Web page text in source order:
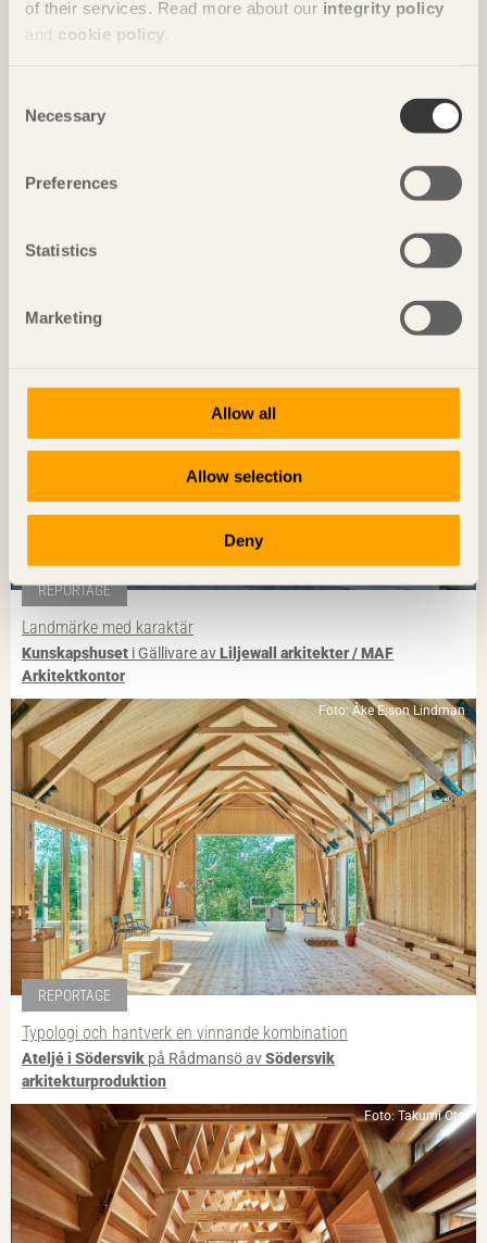
of their services. Read more about our integrity policy
and cookie policy
Selection
Necessary
Preferences
Statistics
Marketing
Allow all
Allow selection
Deny
133 lägenheter med gedigen koppling till hållbarhet
Foto: Anders Bobert
REPORTAGE
Landmärke med karaktär
Kunskapshuset i Gällivare avLiljewall arkitekter / MAF
Arkitektkontor
Foto: Åke E:son Lindman
REPORTAGE
Typologi och hantverk en vinnande kombination
Ateljé i Södersvik på Rådmansö avSödersvik
arkitekturproduktion
Foto: Takumi Ota